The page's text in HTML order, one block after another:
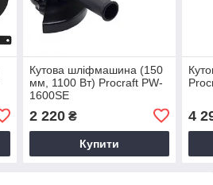
Кутова шліфмашина (150
мм, 1100 Вт) Procraft PW-
1600SE
2 220₴
Купити
4